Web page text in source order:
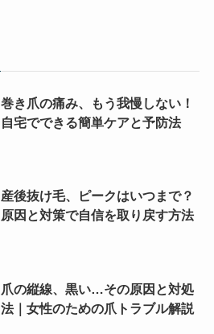
巻き爪の痛み、もう我慢しない！
自宅でできる簡単ケアと予防法
産後抜け毛、ピークはいつまで？
原因と対策で自信を取り戻す方法
爪の縦線、黒い…その原因と対処
法｜女性のための爪トラブル解説